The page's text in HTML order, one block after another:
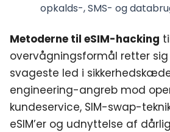
opkalds-, SMS- og
Metoderne til eSIM-hacking
overvågningsformål retter
svageste led i
engineering-angreb mod
kundeservice, SIM-swap-
eSIM’er og udnyttelse af